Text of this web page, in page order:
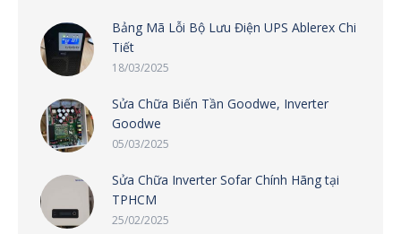
Bảng Mã Lỗi Bộ Lưu Điện UPS Ablerex Chi
Tiết
18/03/2025
Sửa Chữa Biến Tần Goodwe, Inverter
Goodwe
05/03/2025
Sửa Chữa Inverter Sofar Chính Hãng tại
TPHCM
25/02/2025